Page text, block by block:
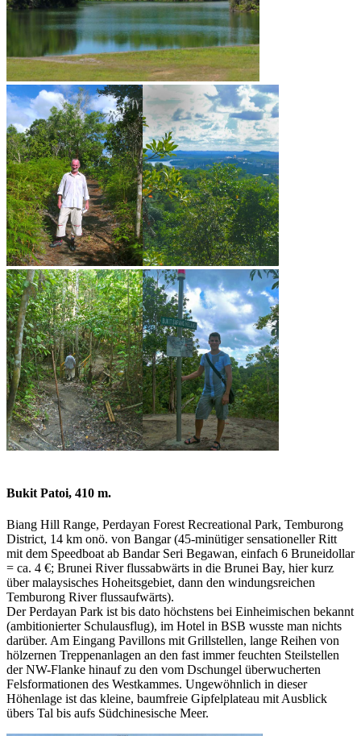
Bukit Patoi, 410 m.
Biang Hill Range, Perdayan Forest Recreational Park, Temburong
District, 14 km onö. von Bangar (45-minütiger sensationeller Ritt
mit dem Speedboat ab Bandar Seri Begawan, einfach 6 Bruneidollar
= ca. 4 €; Brunei River flussabwärts in die Brunei Bay, hier kurz
über malaysisches Hoheitsgebiet, dann den windungsreichen
Temburong River flussaufwärts).
Der Perdayan Park ist bis dato höchstens bei Einheimischen bekannt
(ambitionierter Schulausflug), im Hotel in BSB wusste man nichts
darüber. Am Eingang Pavillons mit Grillstellen, lange Reihen von
hölzernen Treppenanlagen an den fast immer feuchten Steilstellen
der NW-Flanke hinauf zu den vom Dschungel überwucherten
Felsformationen des Westkammes. Ungewöhnlich in dieser
Höhenlage ist das kleine, baumfreie Gipfelplateau mit Ausblick
übers Tal bis aufs Südchinesische Meer.